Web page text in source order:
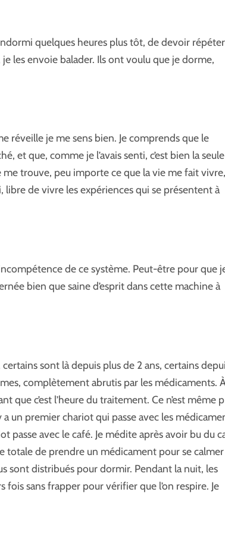
quelques heures plus tôt, de devoir répéter
les envoie balader. Ils ont voulu que je dorme,
réveille je me sens bien. Je comprends que le
et que, comme je l’avais senti, c’est bien la seule
trouve, peu importe ce que la vie me fait
libre de vivre les expériences qui se présentent à
de ce système. Peut-être pour que
bien que saine d’esprit dans cette machine à
sont là depuis plus de 2 ans, certains
complètement abrutis par les médicaments.
que c’est l’heure du traitement. Ce n’est même
a un premier chariot qui passe avec les
passe avec le café. Je médite après avoir bu du
totale de prendre un médicament pour se
sont distribués pour dormir. Pendant la nuit, les
sans frapper pour vérifier que l’on respire. Je